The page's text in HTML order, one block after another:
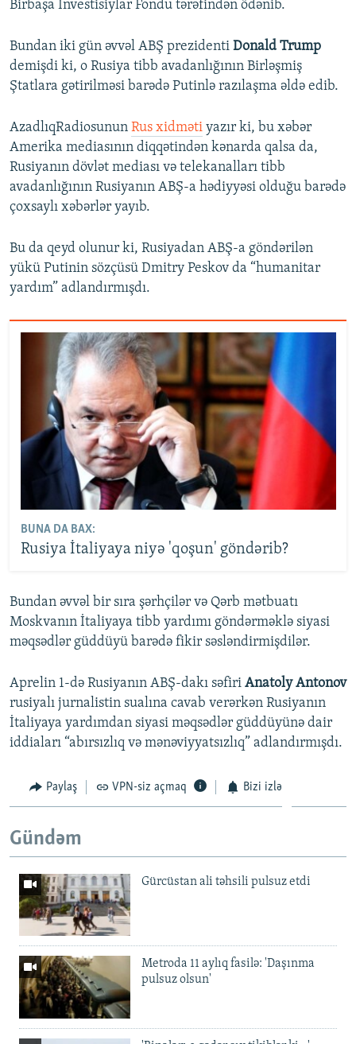
Birbaşa İnvestisiylar Fondu tərəfindən ödənib.
Bundan iki gün əvvəl ABŞ prezidenti Donald Trump
demişdi ki, o Rusiya tibb avadanlığının Birləşmiş
Ştatlara gətirilməsi barədə Putinlə razılaşma əldə edib.
AzadlıqRadiosunun Rus xidməti yazır ki, bu xəbər
Amerika mediasının diqqətindən kənarda qalsa da,
Rusiyanın dövlət mediası və telekanalları tibb
avadanlığının Rusiyanın ABŞ-a hədiyyəsi olduğu barədə
çoxsaylı xəbərlər yayıb.
Bu da qeyd olunur ki, Rusiyadan ABŞ-a göndərilən
yükü Putinin sözçüsü Dmitry Peskov da “humanitar
yardım” adlandırmışdı.
BUNA DA BAX:
Rusiya İtaliyaya niyə 'qoşun' göndərib?
Bundan əvvəl bir sıra şərhçilər və Qərb mətbuatı
Moskvanın İtaliyaya tibb yardımı göndərməklə siyasi
məqsədlər güddüyü barədə fikir səsləndirmişdilər.
Aprelin 1-də Rusiyanın ABŞ-dakı səfiri Anatoly Antonov
rusiyalı jurnalistin sualına cavab verərkən Rusiyanın
İtaliyaya yardımdan siyasi məqsədlər güddüyünə dair
iddiaları “abırsızlıq və mənəviyyatsızlıq” adlandırmışdı.
Paylaş VPN-siz açmaq Bizi izlə
Gündəm
Gürcüstan ali təhsili pulsuz etdi
Metroda 11 aylıq fasilə: 'Daşınma
pulsuz olsun'